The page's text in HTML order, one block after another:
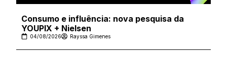
Consumo e influência: nova pesquisa da
YOUPIX + Nielsen
04/08/2026 Rayssa Gimenes